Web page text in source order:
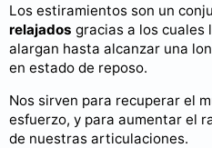
Los estiramientos son un
relajados gracias a los cuales
alargan hasta alcanzar una
en estado de reposo.
Nos sirven para recuperar el
esfuerzo, y para aumentar el
de nuestras articulaciones.